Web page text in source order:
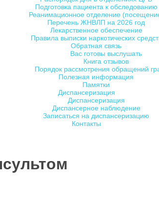
Подготовка пациента к обследованию
Реанимационное отделение
Перечень ЖНВЛП на 2026 год
Лекарственное обеспечение
Правила выписки наркотических
Обратная связь
Вас готовы выслушать
Книга отзывов
Порядок рассмотрения обращений
Полезная информация
Памятки
Диспансеризация
Диспансеризация
Диспансерное наблюдение
Записаться на диспансеризацию
Контакты